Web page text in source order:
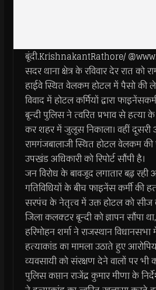
बूंदी.KrishnakantRathore/
सदर थाना क्षेत्र के रविवार देर रात को
हाईवे स्थित वेलकम होटल में पैसो की
विवाद में होटल कर्मियों द्वारा
बून्दी पुलिस ने त्वरित प्रभाव से हत्या
कर शहर में जुलूस निकाला। वहीं
रामगंजबालाजी स्थित होटल वेलकम
उपखंड अधिकारी को रिपोर्ट सौंपी है।
जन विरोध के बावजूद लगातार बढ़़
गतिविधियों के बीच फाइनेंस कर्मी की
सरपंच के नेतृत्व में उक्त होटल को
जिला कलक्टर बून्दी को ज्ञापन सौंपा
हरिमोहन शर्मा ने राजस्थान
हत्याकांड का मामला उठाते हुए
व्यवसायी को संरक्षण देने वालों पर भी
पुलिस कप्तान राजेंद्र कुमार मीणा के